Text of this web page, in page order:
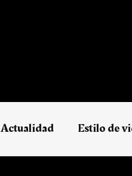
Actualidad Estilo de